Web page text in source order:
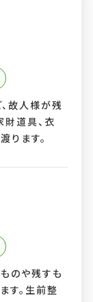
故人様が残
財道具、衣
ります。
のや残すも
す。生前整